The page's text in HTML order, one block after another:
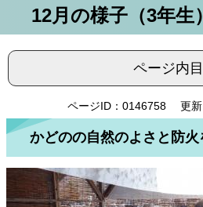
12月の様子（3年生）
ページ内
ページID：0146758 更
かどのの自然のよさと防火